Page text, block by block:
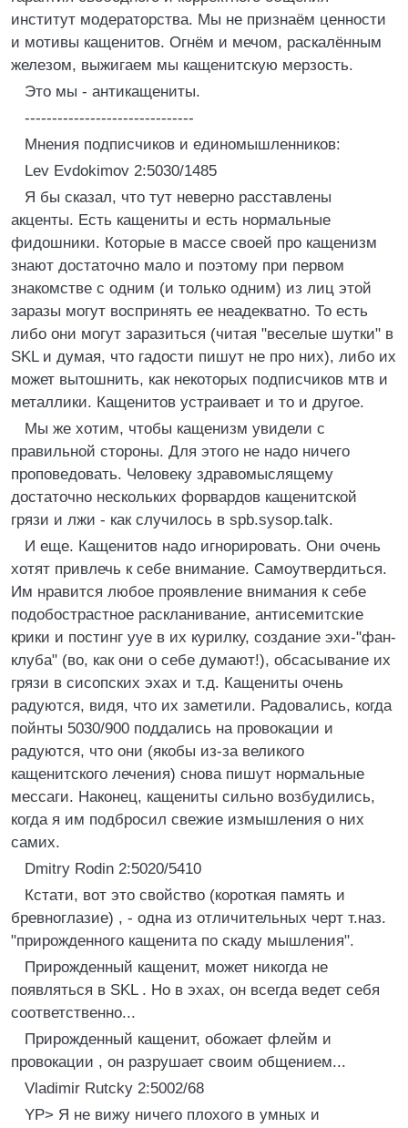
институт модераторства. Мы не признаём ценности
и мотивы кащенитов. Огнём и мечом, раскалённым
железом, выжигаем мы кащенитскую мерзость.
Это мы - антикащениты.
-------------------------------
Мнения подписчиков и единомышленников:
Lev Evdokimov 2:5030/1485
Я бы сказал, что тут неверно расставлены
акценты. Есть кащениты и есть нормальные
фидошники. Которые в массе своей про кащенизм
знают достаточно мало и поэтому при первом
знакомстве с одним (и только одним) из лиц этой
заразы могут воспринять ее неадекватно. То есть
либо они могут заразиться (читая "веселые шутки" в
SKL и думая, что гадости пишут не про них), либо их
может вытошнить, как некоторых подписчиков мтв и
металлики. Кащенитов устраивает и то и другое.
Мы же хотим, чтобы кащенизм увидели с
правильной стороны. Для этого не надо ничего
проповедовать. Человеку здравомыслящему
достаточно нескольких форвардов кащенитской
грязи и лжи - как случилось в spb.sysop.talk.
И еще. Кащенитов надо игнорировать. Они очень
хотят привлечь к себе внимание. Самоутвердиться.
Им нравится любое проявление внимания к себе
подобострастное раскланивание, антисемитские
крики и постинг ууе в их курилку, создание эхи-"фан-
клуба" (во, как они о себе думают!), обсасывание их
грязи в сисопских эхах и т.д. Кащениты очень
радуются, видя, что их заметили. Радовались, когда
пойнты 5030/900 поддались на провокации и
радуются, что они (якобы из-за великого
кащенитского лечения) снова пишут нормальные
мессаги. Hаконец, кащениты сильно возбудились,
когда я им подбросил свежие измышления о них
самих.
Dmitry Rodin 2:5020/5410
Кстати, вот это свойство (короткая память и
бревноглазие) , - одна из отличительных черт т.наз.
"прирожденного кащенита по скаду мышления".
Прирожденный кащенит, может никогда не
появляться в SKL . Hо в эхах, он всегда ведет себя
соответственно...
Прирожденный кащенит, обожает флейм и
провокации , он разрушает своим общением...
Vladimir Rutcky 2:5002/68
YP> Я не вижy ничего плохого в yмных и